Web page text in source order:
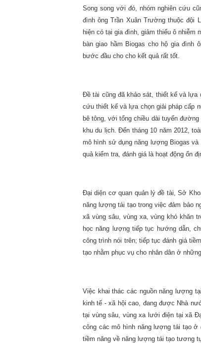
Song song với đó, nhóm nghiên cứu
đình ông Trần Xuân Trường thuộc đội
hiện có tại gia đình, giảm thiểu ô
bàn giao hầm Biogas cho hộ gia đình
bước đầu cho cho kết quả rất tốt.
Đề tài cũng đã khảo sát, thiết kế và lựa
cứu thiết kế và lựa chọn giải pháp cấp
bê tông, với tổng chiều dài tuyến
khu du lịch. Đến tháng 10 năm 2012,
mô hình sử dụng năng lượng Biogas
quả kiểm tra, đánh giá là hoạt động ổn
Đại diện cơ quan quản lý đề tài, Sở
năng lượng tái tạo trong việc đảm bảo
xã vùng sâu, vùng xa, vùng khó khăn
học năng lượng tiếp tục hướng dẫn,
công trình nói trên; tiếp tục đánh giá
tạo nhằm phục vụ cho nhân dân ở
Việc khai thác các nguồn năng lượng
kinh tế - xã hội cao, đang được Nhà
tại vùng sâu, vùng xa lưới điện tại xã
công các mô hình năng lượng tái tạo
tiềm năng về năng lượng tái tạo tương